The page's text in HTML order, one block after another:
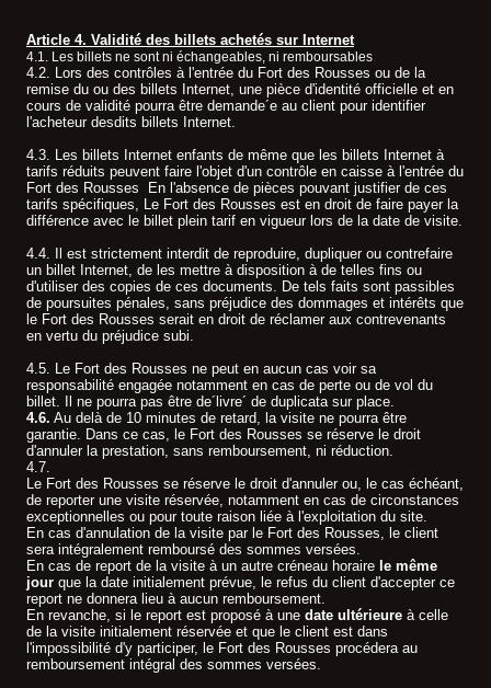
Article 4. Validité des billets achetés sur Internet
4.1. Les billets ne sont ni échangeables, ni remboursables.
4.2. Lors des contrôles à l'entrée du Fort des Rousses ou de la
remise du ou des billets Internet, une pièce d'identité officielle et en
cours de validité pourra être demande´e au client pour identifier
l'acheteur desdits billets Internet.
4.3. Les billets Internet enfants de même que les billets Internet à
tarifs réduits peuvent faire l'objet d'un contrôle en caisse à l'entrée du
Fort des Rousses En l'absence de pièces pouvant justifier de ces
tarifs spécifiques, Le Fort des Rousses est en droit de faire payer la
différence avec le billet plein tarif en vigueur lors de la date de visite.
4.4. Il est strictement interdit de reproduire, dupliquer ou contrefaire
un billet Internet, de les mettre à disposition à de telles fins ou
d'utiliser des copies de ces documents. De tels faits sont passibles
de poursuites pénales, sans préjudice des dommages et intérêts que
le Fort des Rousses serait en droit de réclamer aux contrevenants
en vertu du préjudice subi.
4.5. Le Fort des Rousses ne peut en aucun cas voir sa
responsabilité engagée notamment en cas de perte ou de vol du
billet. Il ne pourra pas être de´livre´ de duplicata sur place.
4.6. Au delà de 10 minutes de retard, la visite ne pourra être
garantie. Dans ce cas, le Fort des Rousses se réserve le droit
d'annuler la prestation, sans remboursement, ni réduction.
4.7.
Le Fort des Rousses se réserve le droit d'annuler ou, le cas échéant,
de reporter une visite réservée, notamment en cas de circonstances
exceptionnelles ou pour toute raison liée à l'exploitation du site.
En cas d'annulation de la visite par le Fort des Rousses, le client
sera intégralement remboursé des sommes versées.
En cas de report de la visite à un autre créneau horaire le même
jourque la date initialement prévue, le refus du client d'accepter ce
report ne donnera lieu à aucun remboursement.
En revanche, si le report est proposé à une date ultérieureà celle
de la visite initialement réservée et que le client est dans
l'impossibilité d'y participer, le Fort des Rousses procédera au
remboursement intégral des sommes versées.